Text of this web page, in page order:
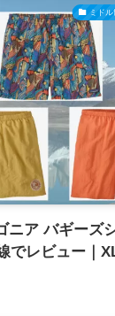
ミド
ニア バギーズ
でレビュー｜